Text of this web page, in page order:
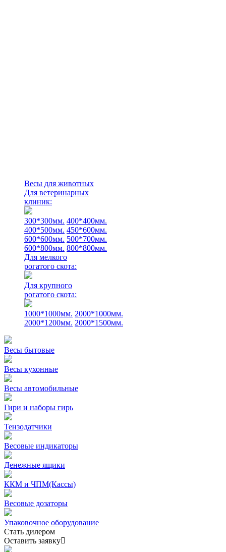
Весы для животных
Для ветеринарных
клиник:
300*300мм. 400*400мм.
400*500мм. 450*600мм.
600*600мм. 500*700мм.
600*800мм. 800*800мм.
Для мелкого
рогатого скота:
Для крупного
рогатого скота:
1000*1000мм. 2000*1000мм.
2000*1200мм. 2000*1500мм.
Весы бытовые
Весы кухонные
Весы автомобильные
Гири и наборы гирь
Тензодатчики
Весовые индикаторы
Денежные ящики
ККМ и ЧПМ(Кассы)
Весовые дозаторы
Упаковочное оборудование
Стать дилером
Оставить заявку